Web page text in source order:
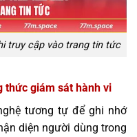
truy cập vào trang tin tức
thức giám sát hành vi
tương tự để ghi nhớ
diện người dùng trong